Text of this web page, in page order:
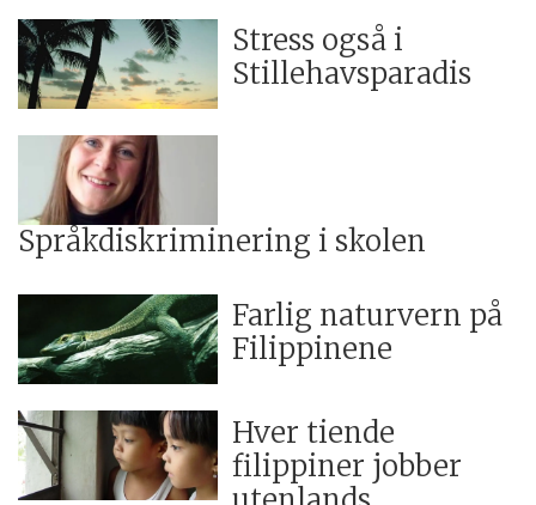
Stress også i
Stillehavsparadis
Språkdiskriminering i skolen
Farlig naturvern på
Filippinene
Hver tiende
filippiner jobber